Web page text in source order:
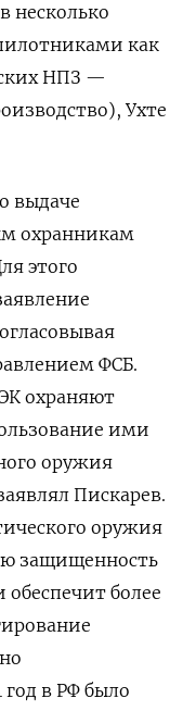
несколько
как
НПЗ —
Ухте
выдаче
охранникам
этого
ФСБ.
охраняют
ими
оружия
Пискарев.
оружия
защищенность
более
в РФ было